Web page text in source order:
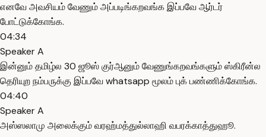
எனவே அவசியம் வேணும் அப்படிங்கறவங்க இப்பவே ஆர்டர்
போட்டுக்கோங்க.
04:34
Speaker A
இன்னும் தமிழ்ல 30 ஜூஸ் குர்ஆனும் வேணுங்கறவங்களும் ஸ்கிரீன்ல
தெரியுற நம்பருக்கு இப்பவே whatsapp மூலம் புக் பண்ணிக்கோங்க.
04:40
Speaker A
அஸ்ஸலாமு அலைக்கும் வரஹ்மத்துல்லாஹி வபரக்காத்துஹூ.